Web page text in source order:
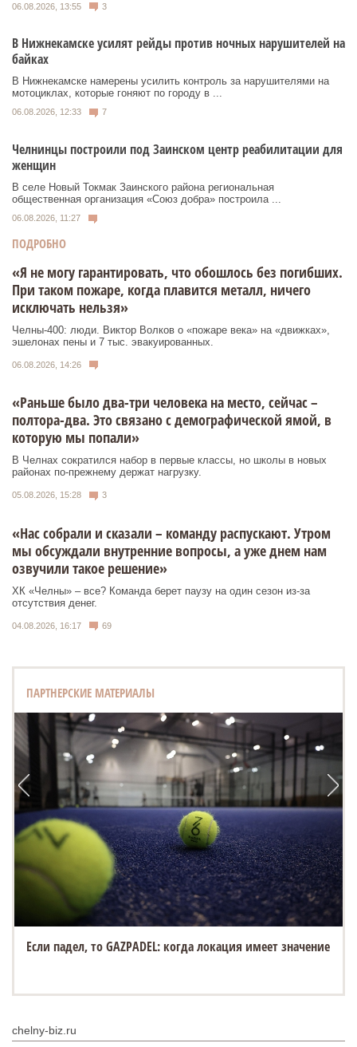
06.08.2026, 13:55 3
В Нижнекамске усилят рейды против ночных нарушителей на
байках
В Нижнекамске намерены усилить контроль за нарушителями на
мотоциклах, которые гоняют по городу в ...
06.08.2026, 12:33 7
Челнинцы построили под Заинском центр реабилитации для
женщин
В селе Новый Токмак Заинского района региональная
общественная организация «Союз добра» построила ...
06.08.2026, 11:27
ПОДРОБНО
«Я не могу гарантировать, что обошлось без погибших.
При таком пожаре, когда плавится металл, ничего
исключать нельзя»
Челны-400: люди. Виктор Волков о «пожаре века» на «движках»,
эшелонах пены и 7 тыс. эвакуированных.
06.08.2026, 14:26
«Раньше было два-три человека на место, сейчас –
полтора-два. Это связано с демографической ямой, в
которую мы попали»
В Челнах сократился набор в первые классы, но школы в новых
районах по-прежнему держат нагрузку.
05.08.2026, 15:28 3
«Нас собрали и сказали – команду распускают. Утром
мы обсуждали внутренние вопросы, а уже днем нам
озвучили такое решение»
ХК «Челны» – все? Команда берет паузу на один сезон из-за
отсутствия денег.
04.08.2026, 16:17 69
ПАРТНЕРСКИЕ МАТЕРИАЛЫ
Если падел, то GAZPADEL: когда локация имеет значение
chelny-biz.ru